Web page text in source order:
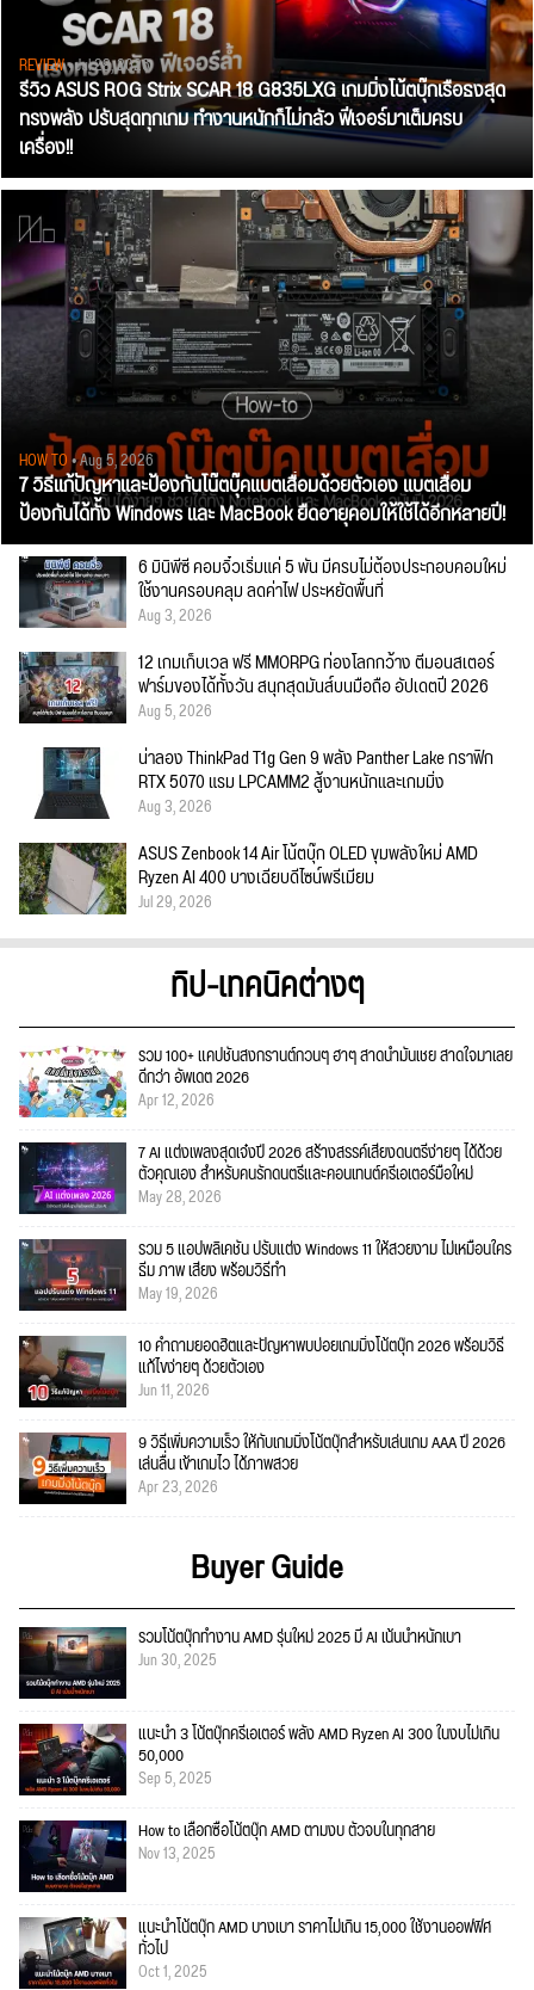
REVIEW• Jul 28, 2026
รีวิว ASUS ROG Strix SCAR 18 G835LXG เกมมิ่งโน้ตบุ๊กเรือธงสุด
ทรงพลัง ปรับสุดทุกเกม ทำงานหนักก็ไม่กลัว ฟีเจอร์มาเต็มครบ
เครื่อง!!
HOW TO• Aug 5, 2026
7 วิธีแก้ปัญหาและป้องกันโน๊ตบุ๊คแบตเสื่อมด้วยตัวเอง แบตเสื่อม
ป้องกันได้ทั้ง Windows และ MacBook ยืดอายุคอมให้ใช้ได้อีกหลายปี!
6 มินิพีซี คอมจิ๋วเริ่มแค่ 5 พัน มีครบไม่ต้องประกอบคอมใหม่
ใช้งานครอบคลุม ลดค่าไฟ ประหยัดพื้นที่
Aug 3, 2026
12 เกมเก็บเวล ฟรี MMORPG ท่องโลกกว้าง ตีมอนสเตอร์
ฟาร์มของได้ทั้งวัน สนุกสุดมันส์บนมือถือ อัปเดตปี 2026
Aug 5, 2026
น่าลอง ThinkPad T1g Gen 9 พลัง Panther Lake กราฟิก
RTX 5070 แรม LPCAMM2 สู้งานหนักและเกมมิ่ง
Aug 3, 2026
ASUS Zenbook 14 Air โน้ตบุ๊ก OLED ขุมพลังใหม่ AMD
Ryzen AI 400 บางเฉียบดีไซน์พรีเมียม
Jul 29, 2026
ทิป-เทคนิคต่างๆ
รวม 100+ แคปชั่นสงกรานต์กวนๆ ฮาๆ สาดน้ำมันเชย สาดใจมาเลย
ดีกว่า อัพเดต 2026
Apr 12, 2026
7 AI แต่งเพลงสุดเจ๋งปี 2026 สร้างสรรค์เสียงดนตรีง่ายๆ ได้ด้วย
ตัวคุณเอง สำหรับคนรักดนตรีและคอนเทนต์ครีเอเตอร์มือใหม่
May 28, 2026
รวม 5 แอปพลิเคชัน ปรับแต่ง Windows 11 ให้สวยงาม ไม่เหมือนใคร
ธีม ภาพ เสียง พร้อมวิธีทำ
May 19, 2026
10 คำถามยอดฮิตและปัญหาพบบ่อยเกมมิ่งโน้ตบุ๊ก 2026 พร้อมวิธี
แก้ไขง่ายๆ ด้วยตัวเอง
Jun 11, 2026
9 วิธีเพิ่มความเร็ว ให้กับเกมมิ่งโน้ตบุ๊กสำหรับเล่นเกม AAA ปี 2026
เล่นลื่น เข้าเกมไว ได้ภาพสวย
Apr 23, 2026
Buyer Guide
รวมโน้ตบุ๊กทำงาน AMD รุ่นใหม่ 2025 มี AI เน้นน้ำหนักเบา
Jun 30, 2025
แนะนำ 3 โน้ตบุ๊กครีเอเตอร์ พลัง AMD Ryzen AI 300 ในงบไม่เกิน
50,000
Sep 5, 2025
How to เลือกซื้อโน้ตบุ๊ก AMD ตามงบ ตัวจบในทุกสาย
Nov 13, 2025
แนะนำโน้ตบุ๊ก AMD บางเบา ราคาไม่เกิน 15,000 ใช้งานออฟฟิศ
ทั่วไป
Oct 1, 2025